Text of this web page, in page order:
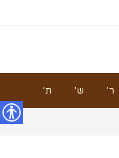
ת’ ש’ ר’